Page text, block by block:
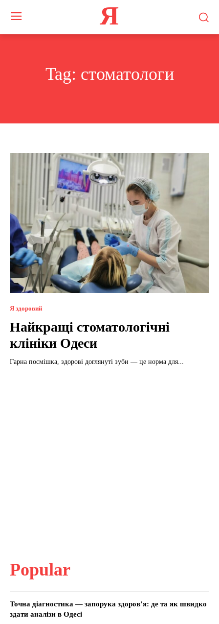
Я
Tag: стоматологи
Я здоровий
Найкращі стоматологічні
клініки Одеси
Гарна посмішка, здорові доглянуті зуби — це норма для...
Popular
Точна діагностика — запорука здоров’я: де та як швидко
здати аналізи в Одесі